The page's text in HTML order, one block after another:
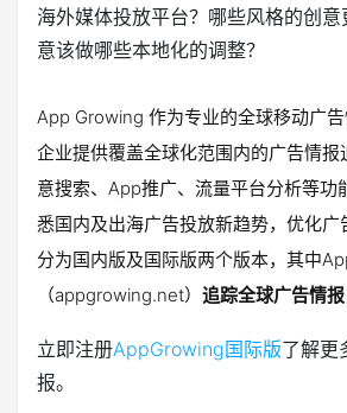
海外媒体投放平台？哪些风格的创意
意该做哪些本地化的调整？
App Growing 作为专业的全球移动广
企业提供覆盖全球化范围内的广告情报
意搜索、App推广、流量平台分析等功
悉国内及出海广告投放新趋势，优化广
分为国内版及国际版两个版本，其中
（appgrowing.net） 追踪全球广告情报
立即注册AppGrowing国际版了解更
报。